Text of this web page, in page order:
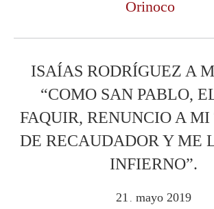
Orinoco
ISAÍAS RODRÍGUEZ A
“COMO SAN PABLO,
FAQUIR, RENUNCIO A
DE RECAUDADOR Y ME
INFIERNO”.
21 mayo 2019